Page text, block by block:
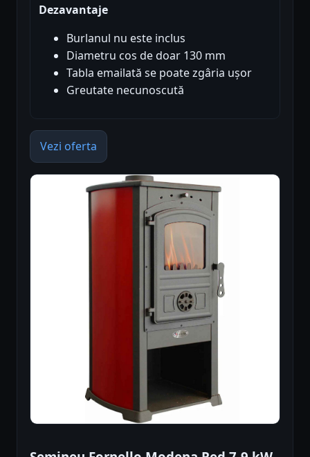
Dezavantaje
Burlanul nu este inclus
Diametru cos de doar 130 mm
Tabla emailată se poate zgâria ușor
Greutate necunoscută
Vezi oferta